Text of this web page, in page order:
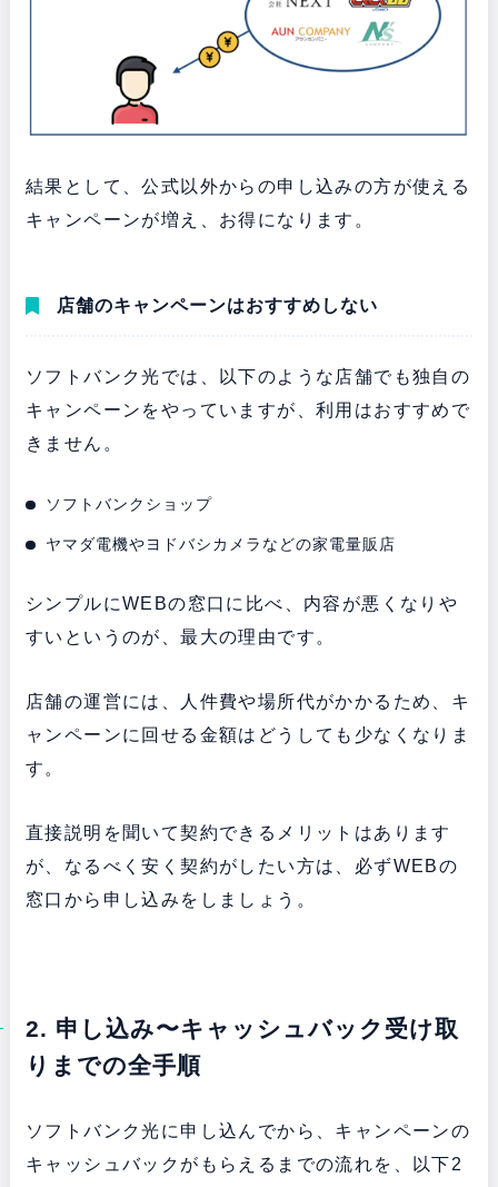
結果として、公式以外からの申し込みの方が使える
キャンペーンが増え、お得になります。
店舗のキャンペーンはおすすめしない
ソフトバンク光では、以下のような店舗でも独自の
キャンペーンをやっていますが、利用はおすすめで
きません。
ソフトバンクショップ
ヤマダ電機やヨドバシカメラなどの家電量販店
シンプルにWEBの窓口に比べ、内容が悪くなりや
すいというのが、最大の理由です。
店舗の運営には、人件費や場所代がかかるため、キ
ャンペーンに回せる金額はどうしても少なくなりま
す。
直接説明を聞いて契約できるメリットはあります
が、なるべく安く契約がしたい方は、必ずWEBの
窓口から申し込みをしましょう。
2. 申し込み〜キャッシュバック受け取
りまでの全手順
ソフトバンク光に申し込んでから、キャンペーンの
キャッシュバックがもらえるまでの流れを、以下2